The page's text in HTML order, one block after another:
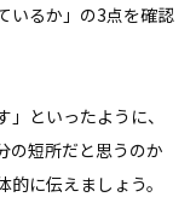
いるか」の3点を確認
といったように、
の短所だと思うのか
に伝えましょう。